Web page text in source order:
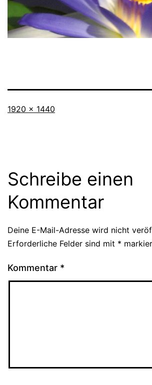
Originalgröße
1920 × 1440
Schreibe einen
Kommentar
Deine E-Mail-Adresse wird nicht
Erforderliche Felder sind mit *
Kommentar *